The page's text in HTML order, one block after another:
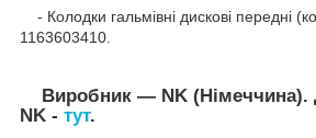
- Колодки гальмівні дискові передні
1163603410.
Виробник — NK (Німеччина).
NK - тут.